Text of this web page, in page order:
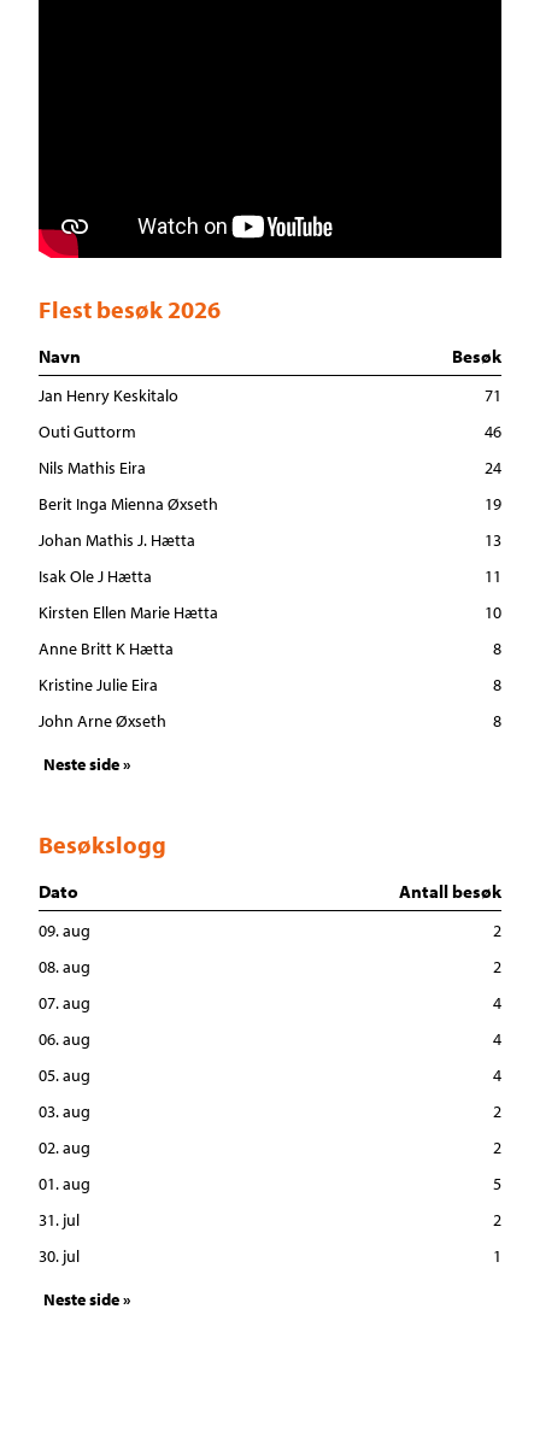
Flest besøk 2026
Navn Besøk
Jan Henry Keskitalo
71
Outi Guttorm
46
Nils Mathis Eira
24
Berit Inga Mienna Øxseth
19
Johan Mathis J. Hætta
13
Isak Ole J Hætta
11
Kirsten Ellen Marie Hætta
10
Anne Britt K Hætta
8
Kristine Julie Eira
8
John Arne Øxseth
8
Neste side »
Besøkslogg
Dato Antall besøk
09. aug
2
08. aug
2
07. aug
4
06. aug
4
05. aug
4
03. aug
2
02. aug
2
01. aug
5
31. jul
2
30. jul
1
Neste side »